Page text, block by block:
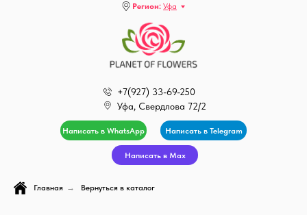
Написать в WhatsApp Написать в Telegram
Написать в Max
+7(927) 33-69-250
Уфа, Свердлова 72/2
Регион: Уфа
Главная → Вернуться в каталог